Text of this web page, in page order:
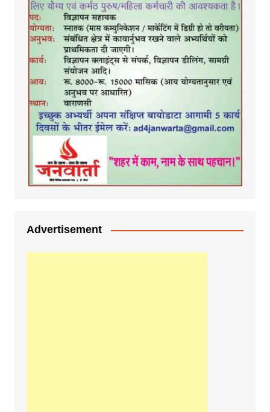
Advertisement